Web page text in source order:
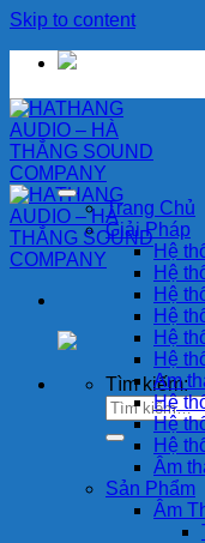
Skip to content
Tìm kiếm:
Trang Chủ
Giải Pháp
Hệ
Hệ
Hệ
Hệ
Hệ
Hệ
Am
Hệ
Hệ
Hệ
Âm
Sản Phẩm
Âm